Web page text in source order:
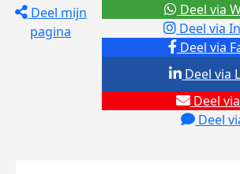
Deel mijn
pagina
Deel via
Deel via
Deel
Deel
Deel via
Deel via